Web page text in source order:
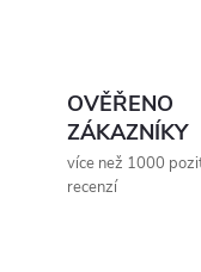
OVĚŘENO
ZÁKAZNÍKY
více než 1000
recenzí